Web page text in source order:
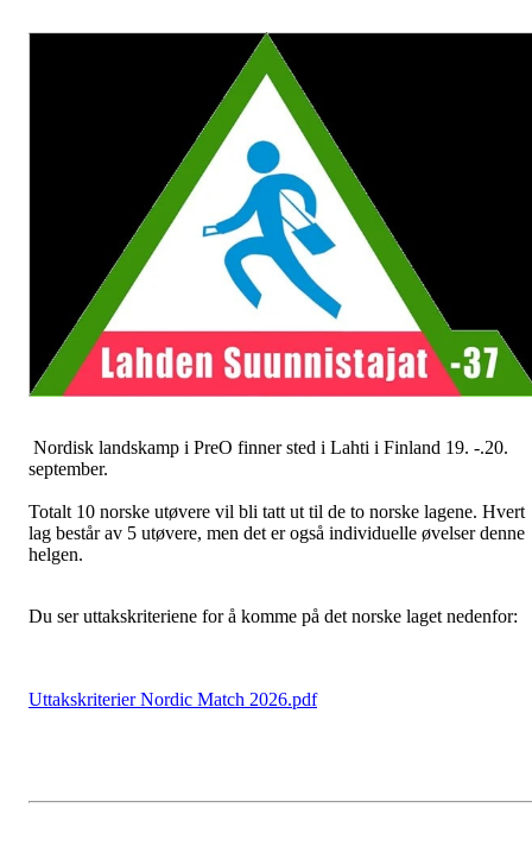
Nordisk landskamp i PreO finner sted i Lahti i Finland 19. -.20.
september.
Totalt 10 norske utøvere vil bli tatt ut til de to norske lagene. Hvert
lag består av 5 utøvere, men det er også individuelle øvelser denne
helgen.
Du ser uttakskriteriene for å komme på det norske laget nedenfor:
Uttakskriterier Nordic Match 2026.pdf